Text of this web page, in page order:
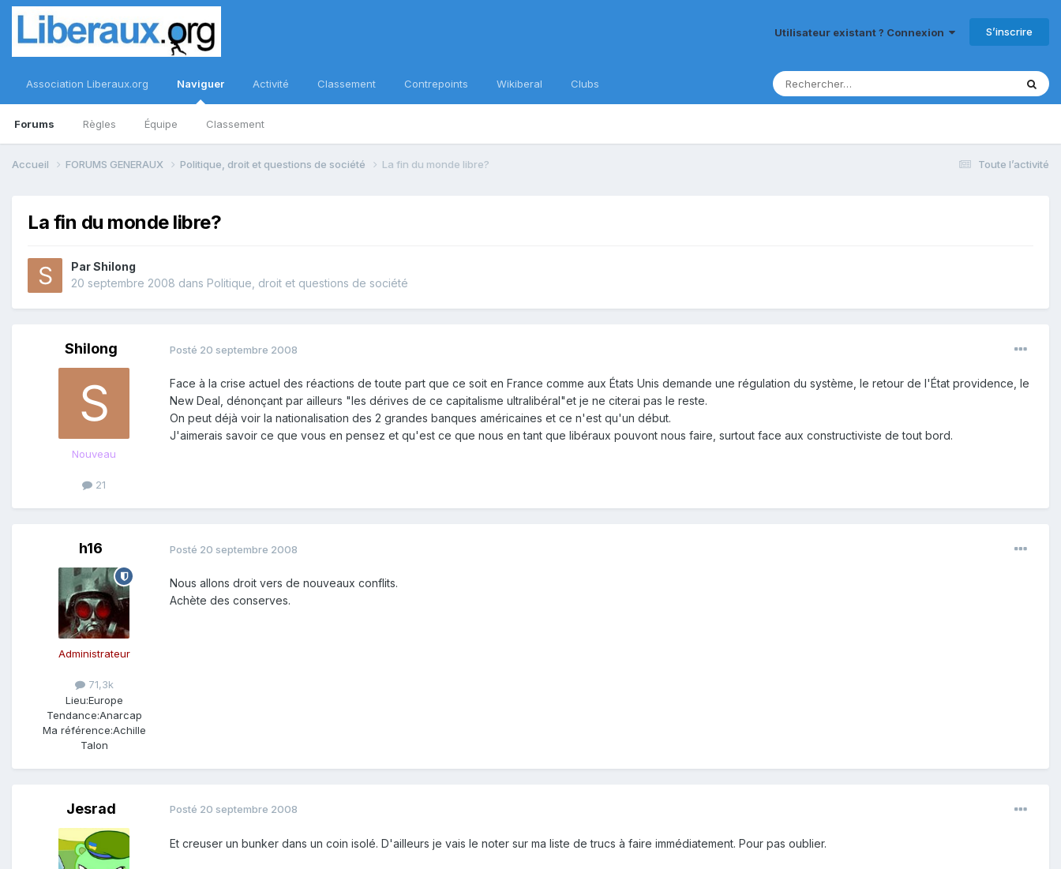
Utilisateur existant ? Connexion S’inscrire
Association Liberaux.org Naviguer
Forums Règles Équipe Classement
Activité Classement Contrepoints Wikiberal Clubs
Toute l’activité
Accueil FORUMS GENERAUX Politique, droit et questions de société La fin du monde libre?
La fin du monde libre?
ParShilong
20 septembre 2008 dans Politique, droit et questions de société
Shilong
Nouveau
21
Posté 20 septembre 2008
Face à la crise actuel des réactions de toute part que ce soit en France comme aux États Unis demande une régulation du système, le retour de l'État providence, le
New Deal, dénonçant par ailleurs "les dérives de ce capitalisme ultralibéral"et je ne citerai pas le reste.
On peut déjà voir la nationalisation des 2 grandes banques américaines et ce n'est qu'un début.
J'aimerais savoir ce que vous en pensez et qu'est ce que nous en tant que libéraux pouvont nous faire, surtout face aux constructiviste de tout bord.
h16
Administrateur
71,3k
Lieu:Europe
Tendance:Anarcap
Ma référence:Achille
Talon
Posté 20 septembre 2008
Nous allons droit vers de nouveaux conflits.
Achète des conserves.
Jesrad Posté 20 septembre 2008
Et creuser un bunker dans un coin isolé. D'ailleurs je vais le noter sur ma liste de trucs à faire immédiatement. Pour pas oublier.